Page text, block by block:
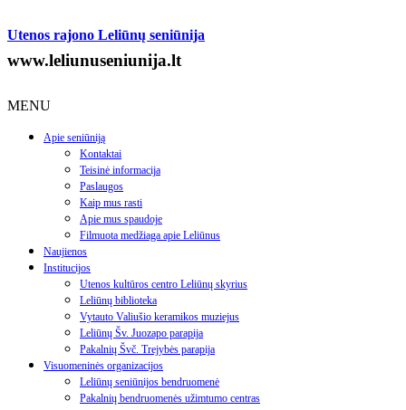
Utenos rajono Leliūnų seniūnija
www.leliunuseniunija.lt
MENU
Apie seniūniją
Kontaktai
Teisinė informacija
Paslaugos
Kaip mus rasti
Apie mus spaudoje
Filmuota medžiaga apie Leliūnus
Naujienos
Institucijos
Utenos kultūros centro Leliūnų skyrius
Leliūnų biblioteka
Vytauto Valiušio keramikos muziejus
Leliūnų Šv. Juozapo parapija
Pakalnių Švč. Trejybės parapija
Visuomeninės organizacijos
Leliūnų seniūnijos bendruomenė
Pakalnių bendruomenės užimtumo centras